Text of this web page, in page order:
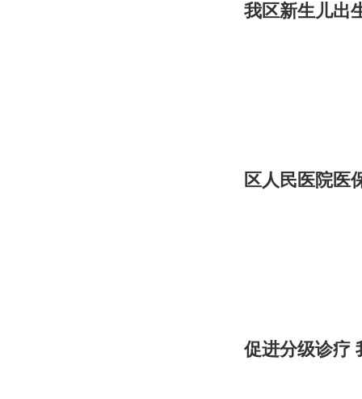
我区新生儿出
区人民医院医
促进分级诊疗